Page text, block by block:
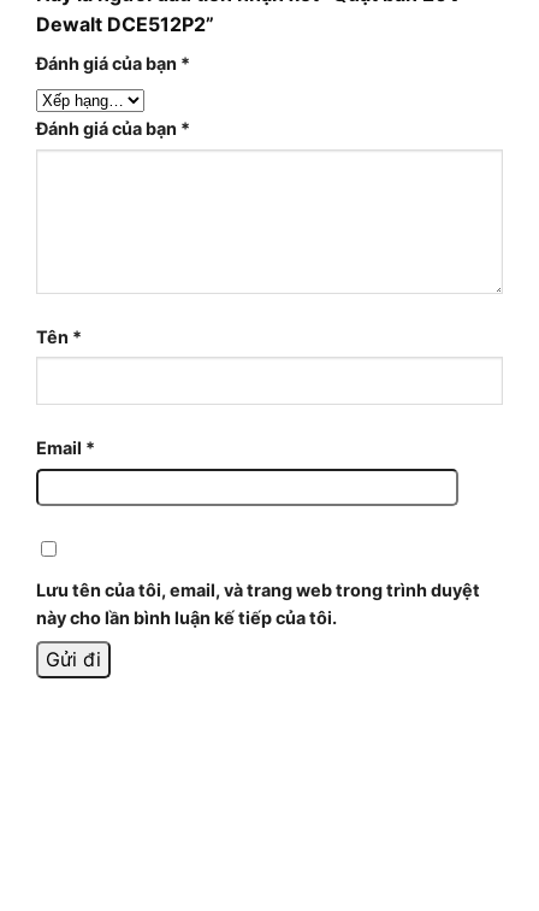
Dewalt DCE512P2”
Đánh giá của bạn *
Đánh giá của bạn *
Tên *
Email *
Lưu tên của tôi, email, và trang web trong trình duyệt
này cho lần bình luận kế tiếp của tôi.